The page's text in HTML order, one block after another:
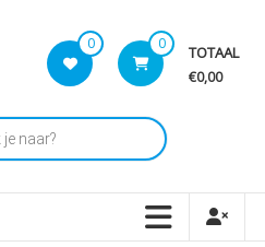
0 0 TOTAAL
€0,00